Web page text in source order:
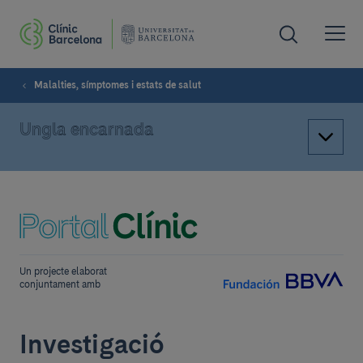
Malalties, símptomes i estats de salut
Ungla encarnada
Un projecte elaborat
conjuntament amb
Investigació